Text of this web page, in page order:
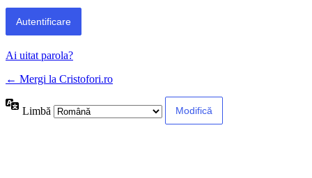
Ai uitat parola?
← Mergi la Cristofori.ro
Limbă